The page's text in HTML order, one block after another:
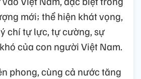
mới; thể hiện khát vọng,
chí tự lực, tự cường, sự
của con người Việt Nam.
phong, cùng cả nước tăng